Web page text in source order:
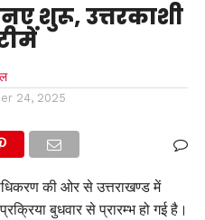
शुरू, उत्तरकाशी
24, 2025
की ओर से उत्तराखण्ड में
बुधवार से प्रारम्भ हो गई है।